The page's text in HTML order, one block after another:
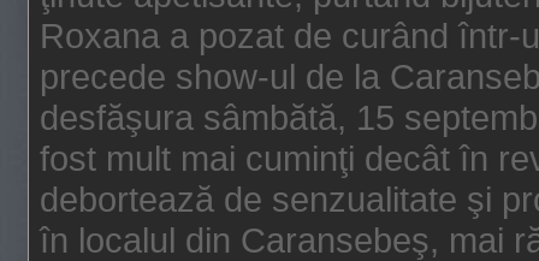
Roxana a pozat de curând
precede show-ul de la
desfăşura sâmbătă, 15
fost mult mai cuminţi decât în
debortează de senzualitate şi
în localul din Caransebeş, mai